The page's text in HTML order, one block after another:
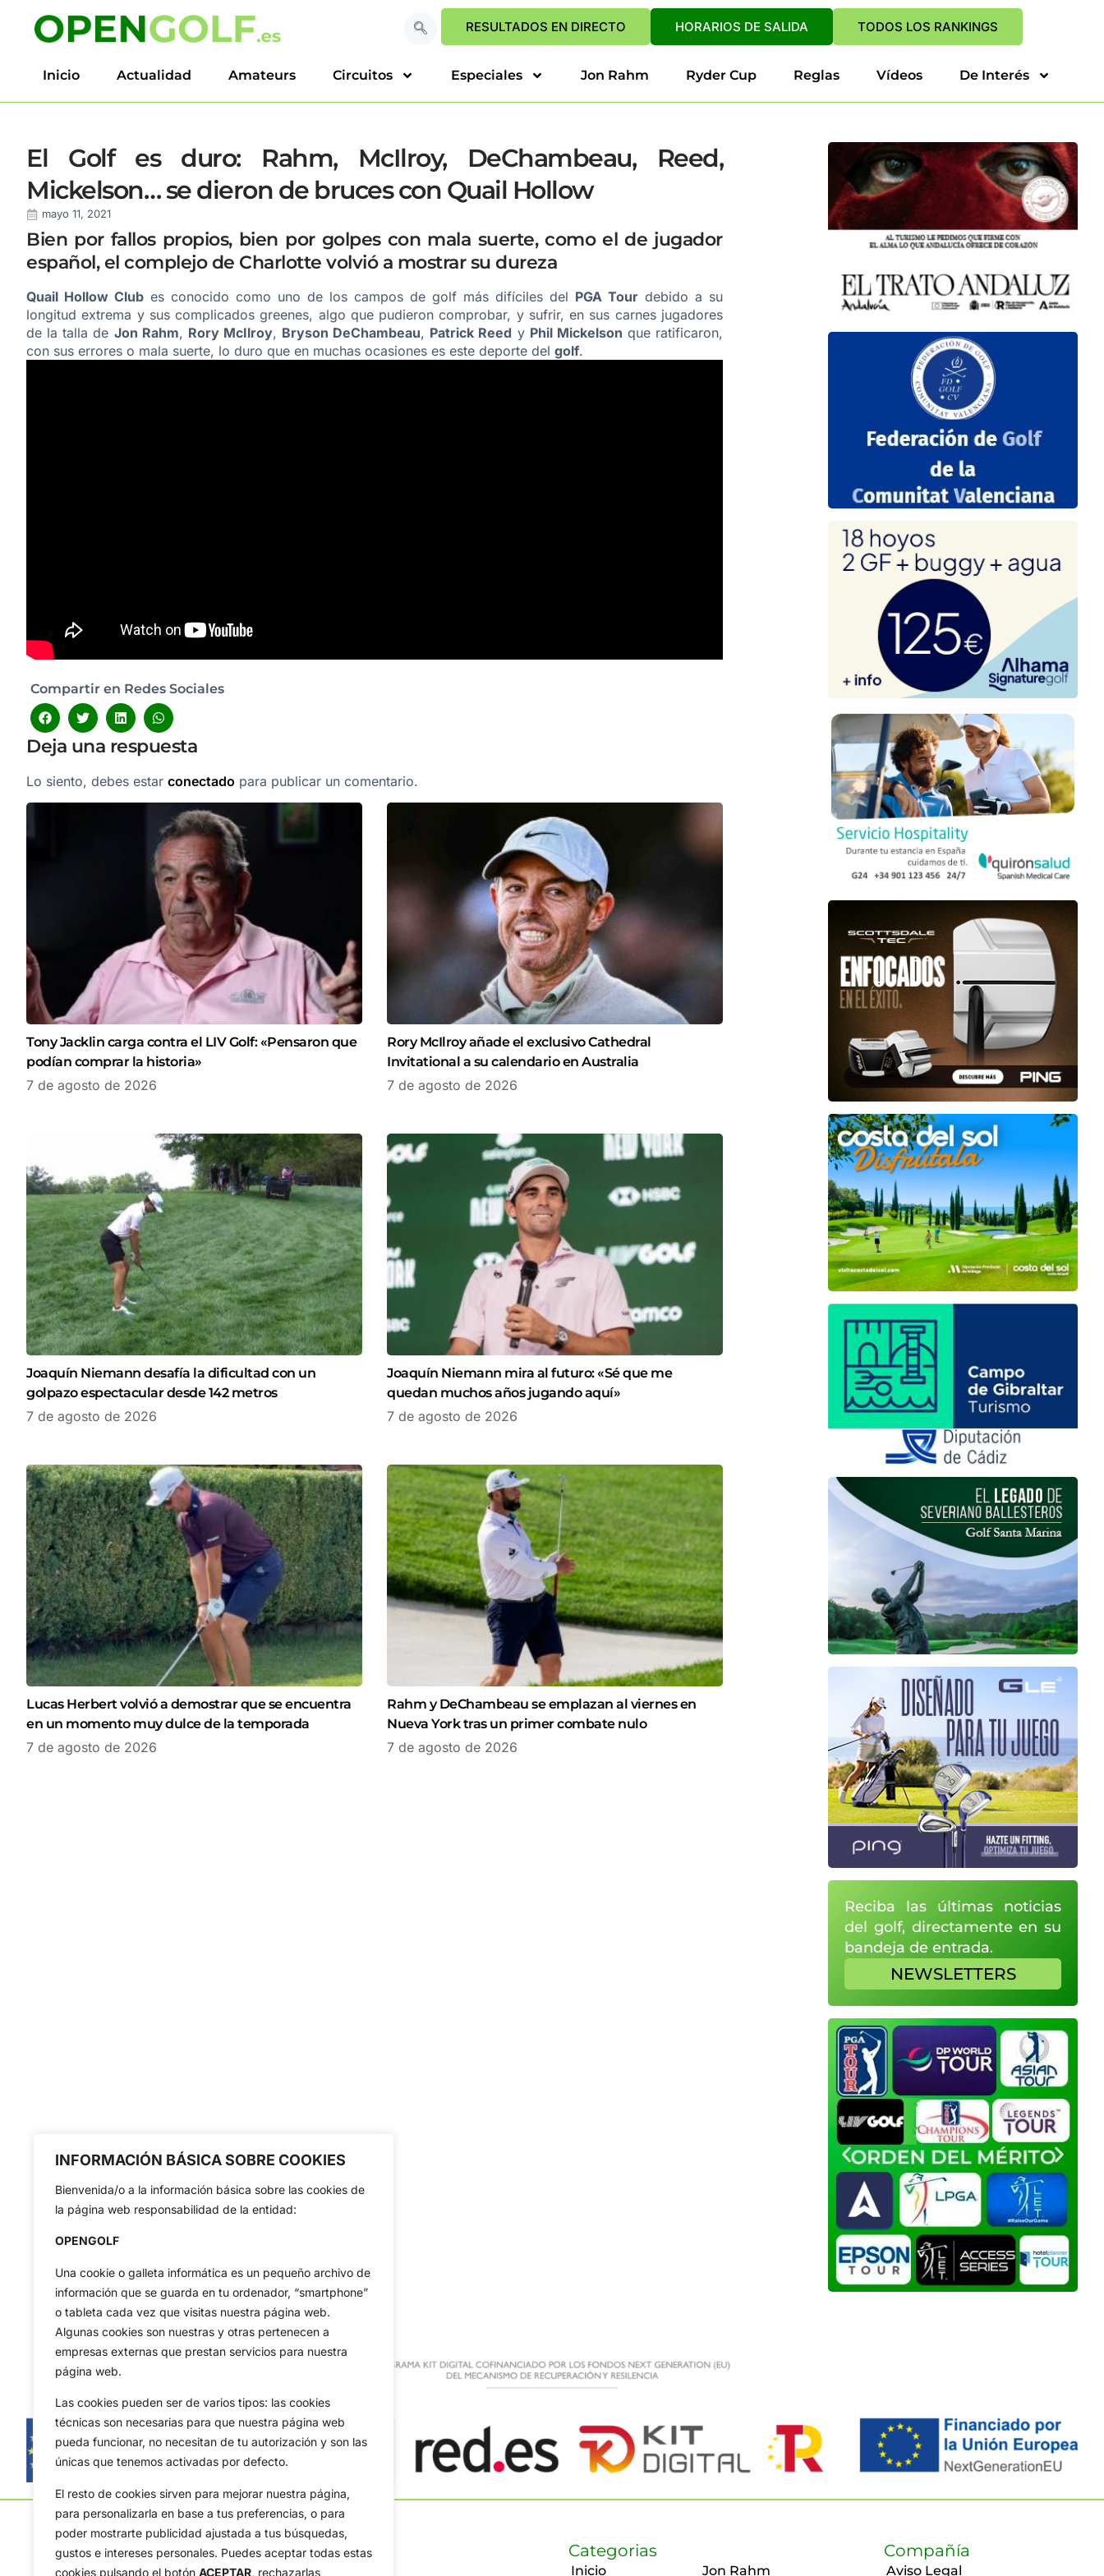
INFORMACIÓN BÁSICA SOBRE COOKIES
Bienvenida/o a la información básica sobre las cookies de
la página web responsabilidad de la entidad:
OPENGOLF
Una cookie o galleta informática es un pequeño archivo de
información que se guarda en tu ordenador, “smartphone”
o tableta cada vez que visitas nuestra página web.
Algunas cookies son nuestras y otras pertenecen a
empresas externas que prestan servicios para nuestra
página web.
Las cookies pueden ser de varios tipos: las cookies
técnicas son necesarias para que nuestra página web
pueda funcionar, no necesitan de tu autorización y son las
únicas que tenemos activadas por defecto.
El resto de cookies sirven para mejorar nuestra página,
para personalizarla en base a tus preferencias, o para
poder mostrarte publicidad ajustada a tus búsquedas,
gustos e intereses personales. Puedes aceptar todas estas
cookies pulsando el botón ACEPTAR, rechazarlas
RESULTADOS EN DIRECTO HORARIOS DE SALIDA TODOS LOS RANKINGS
Inicio Actualidad Amateurs Circuitos Especiales Jon Rahm Ryder Cup Reglas Vídeos De Interés
El Golf es duro: Rahm, McIlroy, DeChambeau, Reed,
Mickelson… se dieron de bruces con Quail Hollow
mayo 11, 2021
Bien por fallos propios, bien por golpes con mala suerte, como el de jugador
español, el complejo de Charlotte volvió a mostrar su dureza
Quail Hollow Club es conocido como uno de los campos de golf más difíciles del PGA Tour debido a su
longitud extrema y sus complicados greenes, algo que pudieron comprobar, y sufrir, en sus carnes jugadores
de la talla de Jon Rahm, Rory McIlroy, Bryson DeChambeau, Patrick Reed y Phil Mickelson que ratificaron,
con sus errores o mala suerte, lo duro que en muchas ocasiones es este deporte del golf.
Compartir en Redes Sociales
Deja una respuesta
Lo siento, debes estar conectado para publicar un comentario.
Tony Jacklin carga contra el LIV Golf: «Pensaron que
podían comprar la historia»
7 de agosto de 2026
Rory McIlroy añade el exclusivo Cathedral
Invitational a su calendario en Australia
7 de agosto de 2026
Joaquín Niemann desafía la dificultad con un
golpazo espectacular desde 142 metros
7 de agosto de 2026
Joaquín Niemann mira al futuro: «Sé que me
quedan muchos años jugando aquí»
7 de agosto de 2026
Lucas Herbert volvió a demostrar que se encuentra
en un momento muy dulce de la temporada
7 de agosto de 2026
Rahm y DeChambeau se emplazan al viernes en
Nueva York tras un primer combate nulo
7 de agosto de 2026
Reciba las últimas noticias
del golf, directamente en su
bandeja de entrada.
NEWSLETTERS
Categorias
Inicio Jon Rahm
Compañía
Aviso Legal